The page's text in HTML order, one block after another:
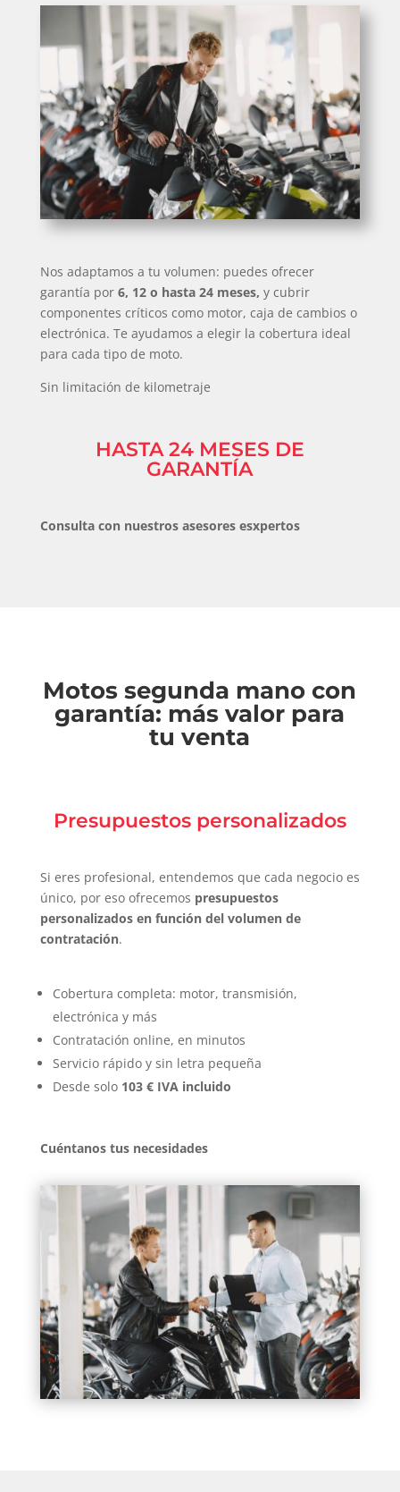
Nos adaptamos a tu volumen: puedes ofrecer
garantía por 6, 12 o hasta 24 meses, y cubrir
componentes críticos como motor, caja de cambios o
electrónica. Te ayudamos a elegir la cobertura ideal
para cada tipo de moto.
Sin limitación de kilometraje
HASTA 24 MESES DE
GARANTÍA
Consulta con nuestros asesores esxpertos
Motos segunda mano con
garantía: más valor para
tu venta
Presupuestos personalizados
Si eres profesional, entendemos que cada negocio es
único, por eso ofrecemos presupuestos
personalizados en función del volumen de
contratación.
Cobertura completa: motor, transmisión,
electrónica y más
Contratación online, en minutos
Servicio rápido y sin letra pequeña
Desde solo 103 € IVA incluido
Cuéntanos tus necesidades